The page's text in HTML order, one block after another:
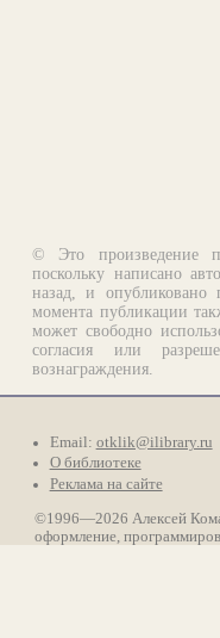
© Это произведение
поскольку написано
назад, и
момента публикации
может свободно
согласия или
вознаграждения.
Email: otklik@ilibrary.ru
О библиотеке
Реклама на сайте
©1996—2026 Алексей
оформление,